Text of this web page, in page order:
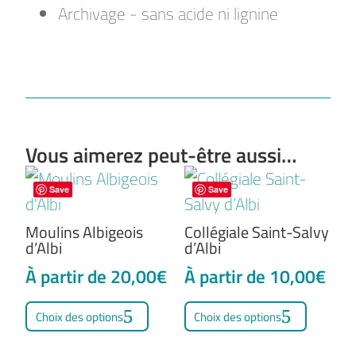
Archivage - sans acide ni lignine
Vous aimerez peut-être aussi…
Save
Moulins Albigeois
d’Albi
À partir de 20,00€
Choix des options
Ce
produit
Save
Collégiale Saint-Salvy
d’Albi
À partir de 10,00€
Choix des options
Ce
produit